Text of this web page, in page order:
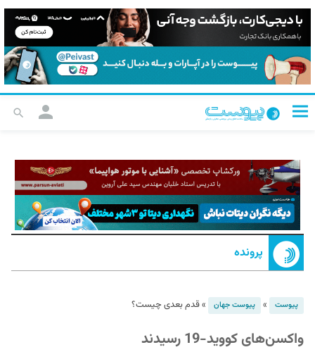
پرونده
پیوست » پیوست جهان »قدم بعدی چیست؟
واکسن‌های کووید-19 رسیدند